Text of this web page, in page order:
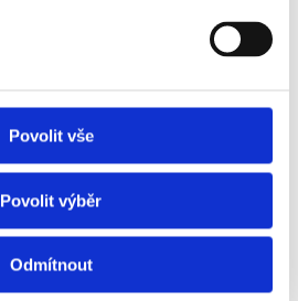
Povolit vše
Povolit výběr
Odmítnout